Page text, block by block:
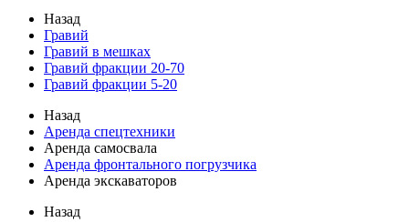
Назад
Гравий
Гравий в мешках
Гравий фракции 20-70
Гравий фракции 5-20
Назад
Аренда спецтехники
Аренда самосвала
Аренда фронтального погрузчика
Аренда экскаваторов
Назад